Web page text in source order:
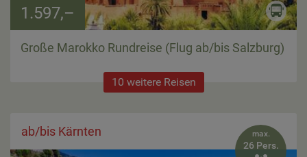
1.597,–
Große Marokko Rundreise (Flug ab/bis Salzburg)
10 weitere Reisen
max.
26 Pers.
ab/bis Kärnten